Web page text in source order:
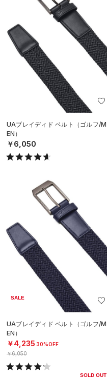
UAブレイディド ベルト（ゴルフ/M
EN）
￥6,050
SALE
UAブレイディド ベルト（ゴルフ/M
EN）
￥4,235 30%OFF
￥6,050
SOLD OUT